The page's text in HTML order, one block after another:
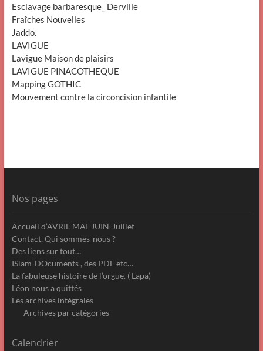
Esclavage barbaresque_ Derville
Fraîches Nouvelles
Jaddo.
LAVIGUE
Lavigue Maison de plaisirs
LAVIGUE PINACOTHEQUE
Mapping GOTHIC
Mouvement contre la circoncision infantile
Nos pages
Accueil d’AVRIL-MAI-JUIN-Juillet
Contact. Qui sommes-nous ?
Des liens sur tout…
ISlam-DOcuments , des PDF etc…
La fabuleuse histoire de l’orgue. ( Lapa)
Léon nous a quittés
Les archives intégrales
Archives par catégories
Calendrier